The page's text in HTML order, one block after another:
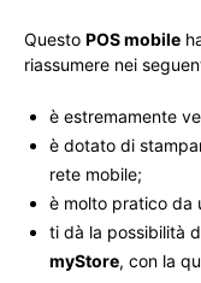
Questo POS mobile
riassumere nei
è estremamente
è dotato di
rete mobile;
è molto pratico da
ti dà la possibilità
myStore, con la